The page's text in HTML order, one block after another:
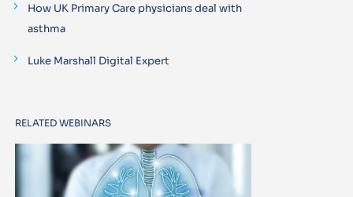
How UK Primary Care physicians deal with
asthma
Luke Marshall Digital Expert
RELATED WEBINARS